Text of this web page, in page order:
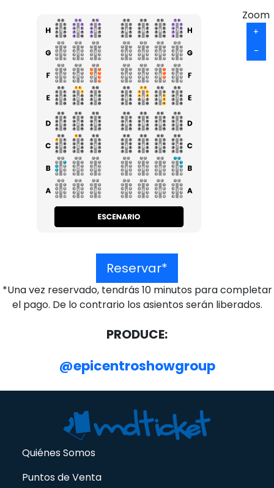
1
2
3
4
5
6
7
8
10
1
2
3
4
5
6
7
8
10
1
2
3
4
5
6
7
8
10
1
2
3
4
5
6
7
8
10
1
2
3
4
5
6
7
8
10
1
2
3
4
5
6
7
8
10
1
2
3
4
5
6
7
8
10
1
2
3
4
5
7
8
9
10
1
2
3
4
5
7
9
10
1
2
3
4
5
6
7
9
10
2
3
4
5
7
8
9
10
1
2
3
4
5
7
8
9
10
2
3
4
5
6
7
8
9
10
2
3
4
5
7
8
9
10
2
3
4
5
6
7
9
10
3
4
5
6
7
10
3
4
5
6
7
10
3
4
5
6
7
9
10
2
3
4
5
6
7
8
9
10
3
4
5
6
7
10
2
3
4
5
6
7
9
10
1
2
3
4
5
7
9
1
2
3
4
5
6
7
9
10
1
2
3
4
5
6
7
9
10
2
3
4
5
7
9
10
1
2
3
4
5
7
8
9
10
3
4
5
6
7
9
10
1
2
3
4
5
6
7
8
9
10
2
3
4
5
6
7
10
2
3
4
5
6
7
10
2
3
4
5
6
7
10
2
3
4
5
6
7
10
2
3
4
5
6
7
9
10
2
3
4
5
6
7
10
2
3
4
5
6
7
10
1
2
3
4
5
6
7
8
10
1
2
3
4
5
6
7
8
10
1
2
3
4
5
6
7
8
10
1
2
3
4
5
6
7
8
10
1
2
3
4
5
6
7
8
9
10
1
2
3
4
5
6
7
8
10
1
2
3
4
5
6
7
8
10
1
2
3
4
5
7
9
10
2
3
4
5
7
9
10
2
3
4
5
7
9
2
3
4
5
7
9
10
1
2
3
4
5
7
8
9
10
2
3
4
5
6
7
10
2
3
4
5
7
9
10
1
2
3
4
5
6
7
8
10
2
3
4
5
6
7
8
10
1
2
3
4
5
6
7
10
2
3
4
5
6
7
8
10
1
2
3
4
5
6
7
8
10
1
2
3
4
5
6
7
10
1
2
3
4
5
6
7
8
10
Zoom
+
-
Reservar*
*Una vez reservado, tendrás 10 minutos para completar
el pago. De lo contrario los asientos serán liberados.
PRODUCE:
@epicentroshowgroup
Quiénes Somos
Puntos de Venta